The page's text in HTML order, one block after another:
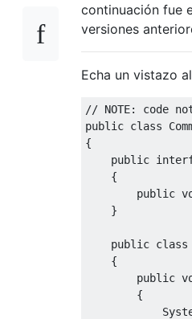
continuación fue
versiones
Echa un vistazo al
// NOTE: code
public class
{
public
{
public
}
public class
{
public
{